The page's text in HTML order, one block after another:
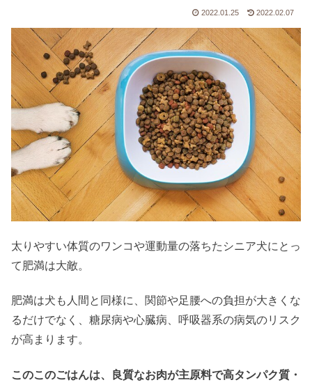
2022.01.25 2022.02.07
太りやすい体質のワンコや運動量の落ちたシニア犬にとっ
て肥満は大敵。
肥満は犬も人間と同様に、関節や足腰への負担が大きくな
るだけでなく、糖尿病や心臓病、呼吸器系の病気のリスク
が高まります。
このこのごはんは、良質なお肉が主原料で高タンパク質・